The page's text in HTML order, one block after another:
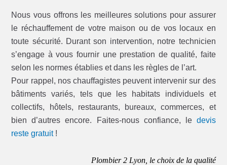
Nous vous offrons les meilleures solutions pour assurer
le réchauffement de votre maison ou de vos locaux en
toute sécurité. Durant son intervention, notre technicien
s’engage à vous fournir une prestation de qualité, faite
selon les normes établies et dans les règles de l’art.
Pour rappel, nos chauffagistes peuvent intervenir sur des
bâtiments variés, tels que les habitats individuels et
collectifs, hôtels, restaurants, bureaux, commerces, et
bien d’autres encore. Faites-nous confiance, le devis
reste gratuit!
Plombier 2 Lyon, le choix de la qualité